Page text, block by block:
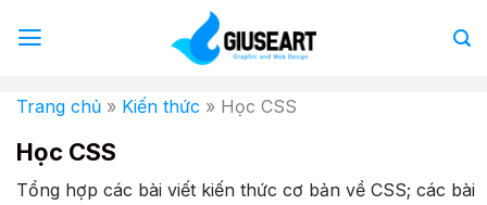
qua
Trang chủ » Kiến thức » Học CSS
Học CSS
Tổng hợp các bài viết kiến thức cơ bản về CSS; các bài